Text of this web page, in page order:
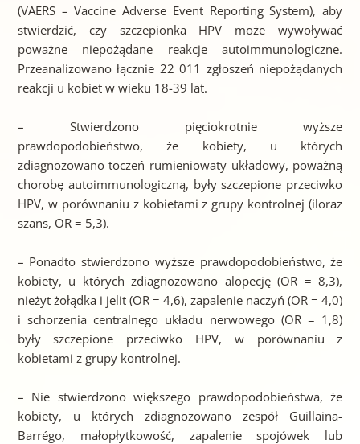
(VAERS – Vaccine Adverse Event Reporting System), aby
stwierdzić, czy szczepionka HPV może wywoływać
poważne niepożądane reakcje autoimmunologiczne.
Przeanalizowano łącznie 22 011 zgłoszeń niepożądanych
reakcji u kobiet w wieku 18-39 lat.
– Stwierdzono pięciokrotnie wyższe
prawdopodobieństwo, że kobiety, u których
zdiagnozowano toczeń rumieniowaty układowy, poważną
chorobę autoimmunologiczną, były szczepione przeciwko
HPV, w porównaniu z kobietami z grupy kontrolnej (iloraz
szans, OR = 5,3).
– Ponadto stwierdzono wyższe prawdopodobieństwo, że
kobiety, u których zdiagnozowano alopecję (OR = 8,3),
nieżyt żołądka i jelit (OR = 4,6), zapalenie naczyń (OR = 4,0)
i schorzenia centralnego układu nerwowego (OR = 1,8)
były szczepione przeciwko HPV, w porównaniu z
kobietami z grupy kontrolnej.
– Nie stwierdzono większego prawdopodobieństwa, że
kobiety, u których zdiagnozowano zespół Guillaina-
Barrégo, małopłytkowość, zapalenie spojówek lub